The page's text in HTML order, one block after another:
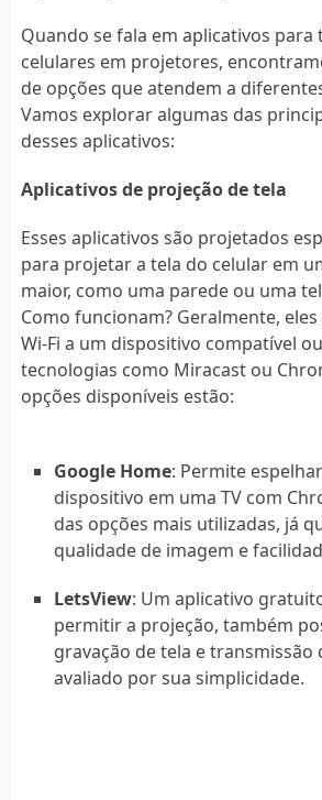
Quando se fala em aplicativos
celulares em projetores,
de opções que atendem a
Vamos explorar algumas das
desses aplicativos:
Aplicativos de projeção de tela
Esses aplicativos são projetados
para projetar a tela do celular em
maior, como uma parede ou uma
Como funcionam? Geralmente,
Wi-Fi a um dispositivo compatível
tecnologias como Miracast ou
opções disponíveis estão:
Google Home: Permite
dispositivo em uma TV com
das opções mais utilizadas, já
qualidade de imagem e
LetsView: Um aplicativo
permitir a projeção, também
gravação de tela e transmissão
avaliado por sua simplicidade.